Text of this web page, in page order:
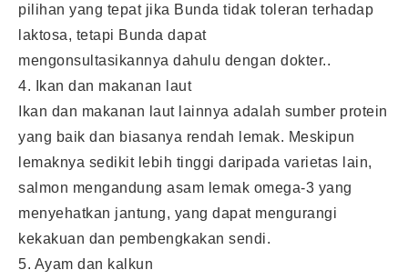
pilihan yang tepat jika Bunda tidak toleran terhadap
laktosa, tetapi Bunda dapat
mengonsultasikannya dahulu dengan dokter..
4. Ikan dan makanan laut
Ikan dan makanan laut lainnya adalah sumber protein
yang baik dan biasanya rendah lemak. Meskipun
lemaknya sedikit lebih tinggi daripada varietas lain,
salmon mengandung asam lemak omega-3 yang
menyehatkan jantung, yang dapat mengurangi
kekakuan dan pembengkakan sendi.
5. Ayam dan kalkun